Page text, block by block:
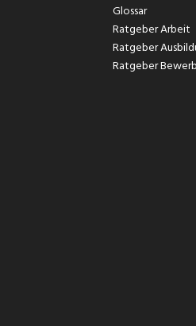
Glossar
Ratgeber Arbeit
Ratgeber
Ratgeber